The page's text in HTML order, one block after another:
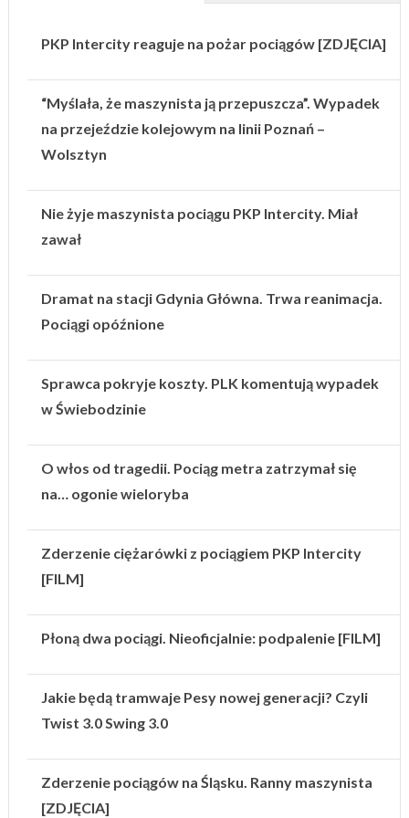
PKP Intercity reaguje na pożar pociągów [ZDJĘCIA]
“Myślała, że maszynista ją przepuszcza”. Wypadek
na przejeździe kolejowym na linii Poznań –
Wolsztyn
Nie żyje maszynista pociągu PKP Intercity. Miał
zawał
Dramat na stacji Gdynia Główna. Trwa reanimacja.
Pociągi opóźnione
Sprawca pokryje koszty. PLK komentują wypadek
w Świebodzinie
O włos od tragedii. Pociąg metra zatrzymał się
na… ogonie wieloryba
Zderzenie ciężarówki z pociągiem PKP Intercity
[FILM]
Płoną dwa pociągi. Nieoficjalnie: podpalenie [FILM]
Jakie będą tramwaje Pesy nowej generacji? Czyli
Twist 3.0 Swing 3.0
Zderzenie pociągów na Śląsku. Ranny maszynista
[ZDJĘCIA]